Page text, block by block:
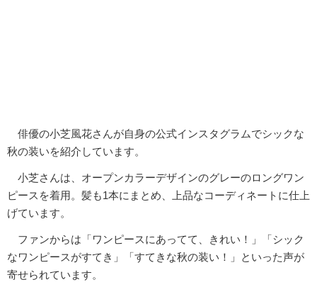
俳優の小芝風花さんが自身の公式インスタグラムでシックな
秋の装いを紹介しています。
小芝さんは、オープンカラーデザインのグレーのロングワン
ピースを着用。髪も1本にまとめ、上品なコーディネートに仕上
げています。
ファンからは「ワンピースにあってて、きれい！」「シック
なワンピースがすてき」「すてきな秋の装い！」といった声が
寄せられています。